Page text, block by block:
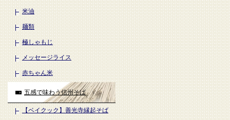
米油
麺類
極しゃもじ
メッセージライス
赤ちゃん米
五感で味わう信州そば
【ベイクック】善光寺縁起そば